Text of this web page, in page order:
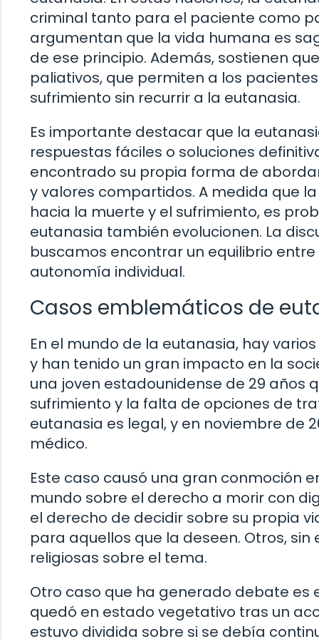
criminal tanto para el paciente como
argumentan que la vida humana es
de ese principio. Además, sostienen
paliativos, que permiten a los
sufrimiento sin recurrir a la eutanasia.
Es importante destacar que la
respuestas fáciles o soluciones
encontrado su propia forma de
y valores compartidos. A medida que
hacia la muerte y el sufrimiento, es
eutanasia también evolucionen. La
buscamos encontrar un equilibrio
autonomía individual.
Casos emblemáticos de
En el mundo de la eutanasia, hay
y han tenido un gran impacto en la
una joven estadounidense de 29 años
sufrimiento y la falta de opciones de
eutanasia es legal, y en noviembre de
médico.
Este caso causó una gran conmoción
mundo sobre el derecho a morir con
el derecho de decidir sobre su propia
para aquellos que la deseen. Otros,
religiosas sobre el tema.
Otro caso que ha generado debate es
quedó en estado vegetativo tras un
estuvo dividida sobre si se debía